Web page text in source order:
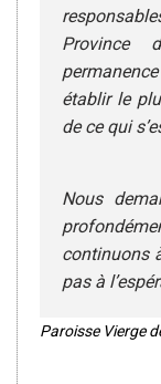
Province
établir le
de ce qui
Nous
continuons
pas à
Paroisse Vierge